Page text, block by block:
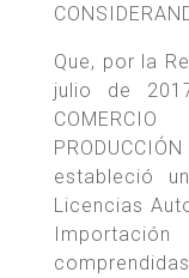
Que, por la
julio de
estableció
Licencias